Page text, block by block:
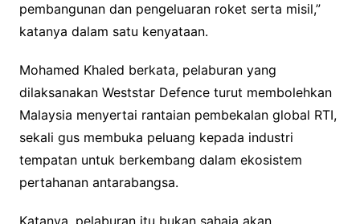
pembangunan dan pengeluaran roket serta misil,”
katanya dalam satu kenyataan.
Mohamed Khaled berkata, pelaburan yang
dilaksanakan Weststar Defence turut membolehkan
Malaysia menyertai rantaian pembekalan global RTI,
sekali gus membuka peluang kepada industri
tempatan untuk berkembang dalam ekosistem
pertahanan antarabangsa.